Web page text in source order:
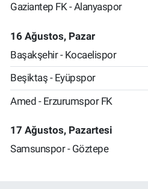
Gaziantep FK - Alanyaspor
16 Ağustos, Pazar
Başakşehir - Kocaelispor
Beşiktaş - Eyüpspor
Amed - Erzurumspor FK
17 Ağustos, Pazartesi
Samsunspor - Göztepe